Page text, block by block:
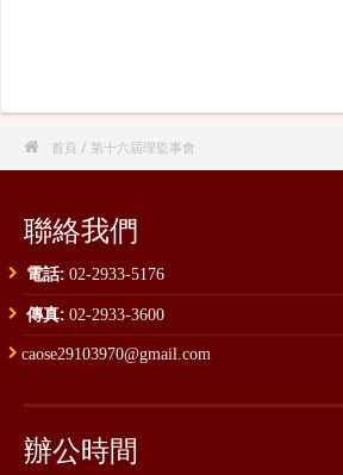
 首頁 / 第十六屆理監事會
聯絡我們
電話: 02-2933-5176
傳真: 02-2933-3600
caose29103970@gmail.com
辦公時間